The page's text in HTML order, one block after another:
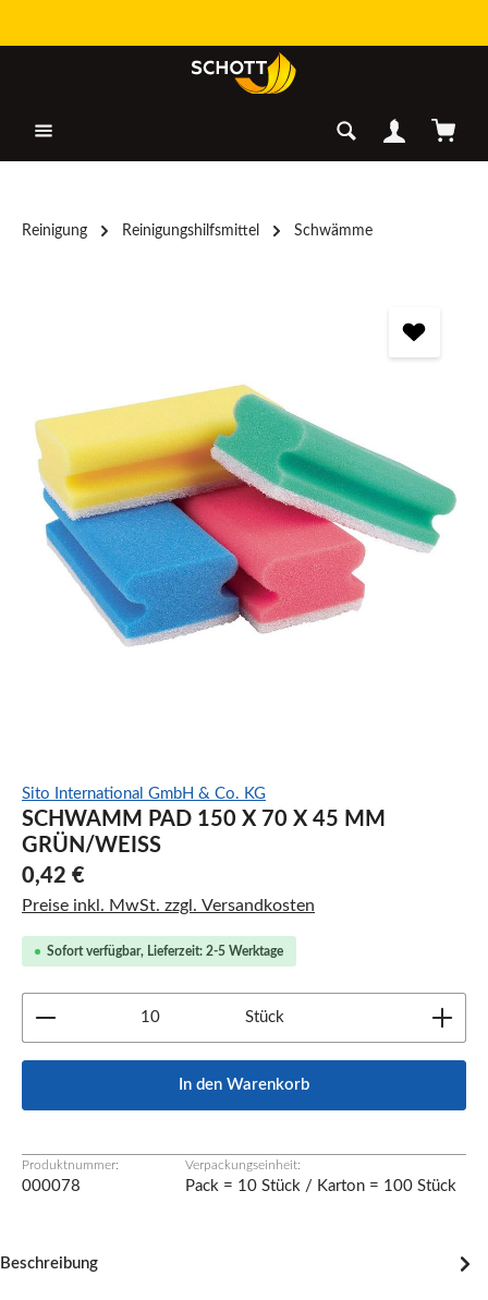
Reinigung Reinigungshilfsmittel Schwämme
Sito International GmbH & Co. KG
SCHWAMM PAD 150 X 70 X 45 MM
GRÜN/WEISS
0,42 €
Preise inkl. MwSt. zzgl. Versandkosten
Sofort verfügbar, Lieferzeit: 2-5 Werktage
Produkt Anzahl: Gib den gewünschten Wert ein
Stück
In den Warenkorb
Produktnummer:
000078
Verpackungseinheit:
Pack = 10 Stück / Karton = 100 Stück
Beschreibung